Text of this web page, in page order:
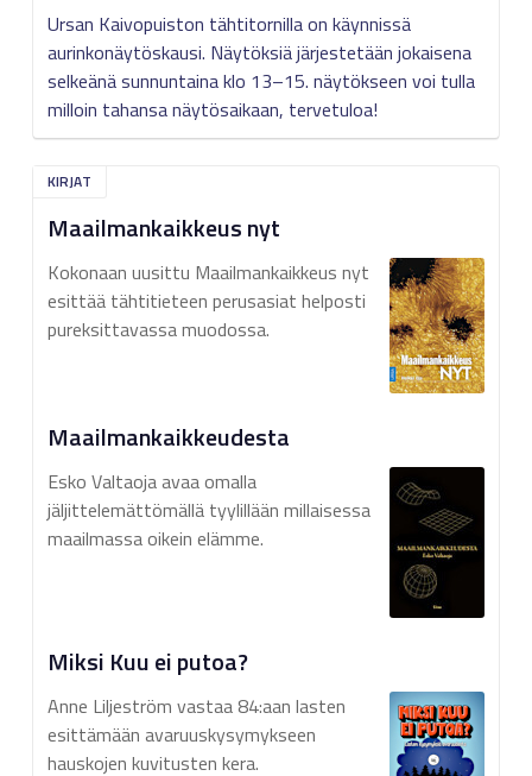
Ursan Kaivopuiston tähtitornilla on käynnissä
aurinkonäytöskausi. Näytöksiä järjestetään jokaisena
selkeänä sunnuntaina klo 13–15. näytökseen voi tulla
milloin tahansa näytösaikaan, tervetuloa!
KIRJAT
Maailmankaikkeus nyt
Kokonaan uusittu Maailmankaikkeus nyt
esittää tähtitieteen perusasiat helposti
pureksittavassa muodossa.
Maailmankaikkeudesta
Esko Valtaoja avaa omalla
jäljittelemättömällä tyylillään millaisessa
maailmassa oikein elämme.
Miksi Kuu ei putoa?
Anne Liljeström vastaa 84:aan lasten
esittämään avaruuskysymykseen
hauskojen kuvitusten kera.